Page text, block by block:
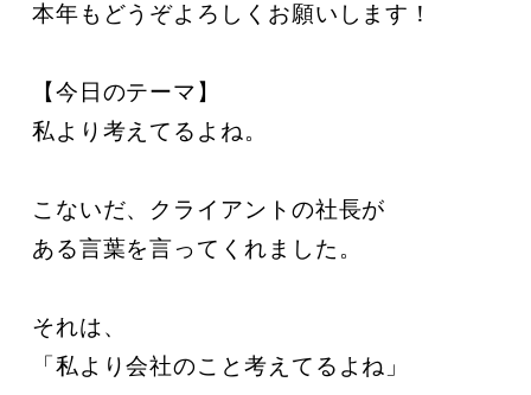
本年もどうぞよろしくお願いします！
【今日のテーマ】
私より考えてるよね。
こないだ、クライアントの社長が
ある言葉を言ってくれました。
それは、
「私より会社のこと考えてるよね」